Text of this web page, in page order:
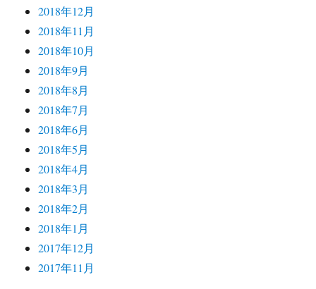
2018年12月
2018年11月
2018年10月
2018年9月
2018年8月
2018年7月
2018年6月
2018年5月
2018年4月
2018年3月
2018年2月
2018年1月
2017年12月
2017年11月